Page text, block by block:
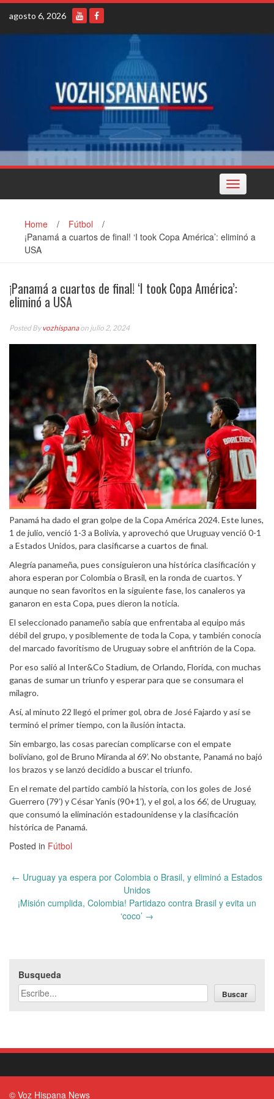
Skip
content
agosto 6, 2026
Toggle
navigation
Home / Fútbol
/
¡Panamá a cuartos de final! ‘I took Copa América’: eliminó a
USA
¡Panamá a cuartos de final! ‘I took Copa América’:
eliminó a USA
Posted Byvozhispanaon julio 2, 2024
Panamá ha dado el gran golpe de la Copa América 2024. Este lunes,
1 de julio, venció 1-3 a Bolivia, y aprovechó que Uruguay venció 0-1
a Estados Unidos, para clasificarse a cuartos de final.
Alegría panameña, pues consiguieron una histórica clasificación y
ahora esperan por Colombia o Brasil, en la ronda de cuartos. Y
aunque no sean favoritos en la siguiente fase, los canaleros ya
ganaron en esta Copa, pues dieron la noticia.
El seleccionado panameño sabía que enfrentaba al equipo más
débil del grupo, y posiblemente de toda la Copa, y también conocía
del marcado favoritismo de Uruguay sobre el anfitrión de la Copa.
Por eso salió al Inter&Co Stadium, de Orlando, Florida, con muchas
ganas de sumar un triunfo y esperar para que se consumara el
milagro.
Así, al minuto 22 llegó el primer gol, obra de José Fajardo y así se
terminó el primer tiempo, con la ilusión intacta.
Sin embargo, las cosas parecían complicarse con el empate
boliviano, gol de Bruno Miranda al 69’. No obstante, Panamá no bajó
los brazos y se lanzó decidido a buscar el triunfo.
En el remate del partido cambió la historia, con los goles de José
Guerrero (79’) y César Yanis (90+1’), y el gol, a los 66’, de Uruguay,
que consumó la eliminación estadounidense y la clasificación
histórica de Panamá.
Posted in Fútbol
Post
← Uruguay ya espera por Colombia o Brasil, y eliminó a Estados
Unidos
¡Misión cumplida, Colombia! Partidazo contra Brasil y evita un
‘coco’ →
Busqueda
Buscar
© Voz Hispana News